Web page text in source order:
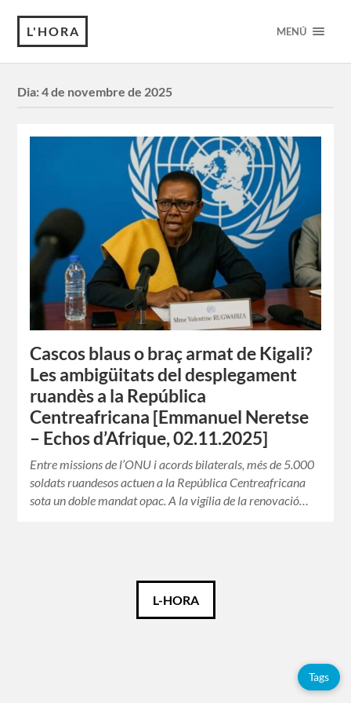
L'HORA MENÚ
Dia:4 de novembre de 2025
Cascos blaus o braç armat de Kigali?
Les ambigüitats del desplegament
ruandès a la República
Centreafricana [Emmanuel Neretse
– Echos d’Afrique, 02.11.2025]
Entre missions de l’ONU i acords bilaterals, més de 5.000
soldats ruandesos actuen a la República Centreafricana
sota un doble mandat opac. A la vigília de la renovació…
L-HORA
Tags